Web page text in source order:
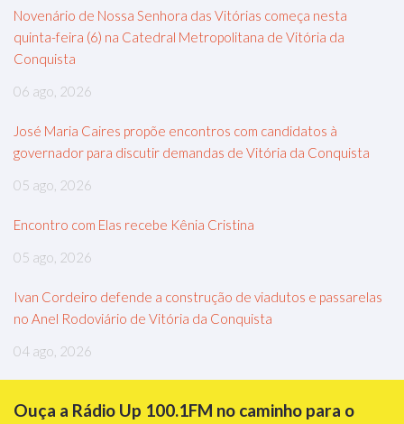
Novenário de Nossa Senhora das Vitórias começa nesta
quinta-feira (6) na Catedral Metropolitana de Vitória da
Conquista
06 ago, 2026
José Maria Caires propõe encontros com candidatos à
governador para discutir demandas de Vitória da Conquista
05 ago, 2026
Encontro com Elas recebe Kênia Cristina
05 ago, 2026
Ivan Cordeiro defende a construção de viadutos e passarelas
no Anel Rodoviário de Vitória da Conquista
04 ago, 2026
Ouça a Rádio Up 100.1FM no caminho para o